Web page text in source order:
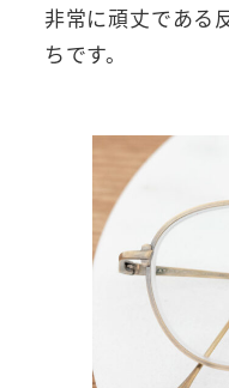
非常に頑丈である
ちです。